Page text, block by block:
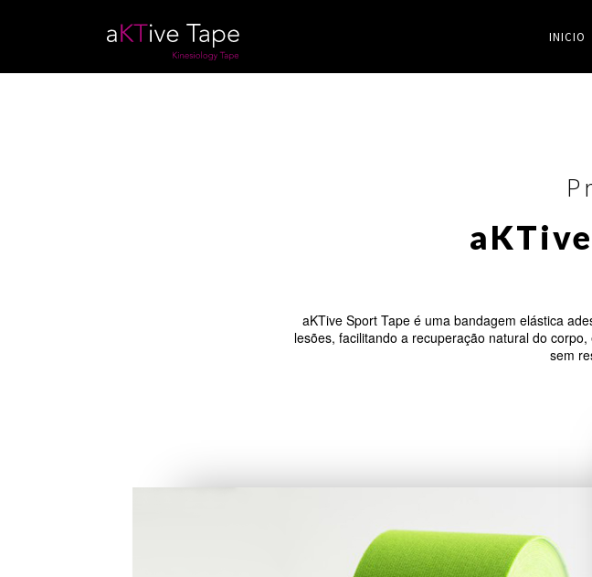
INICIO
aKTive Sport Tape é uma bandagem elástica
lesões, facilitando a recuperação natural do
sem